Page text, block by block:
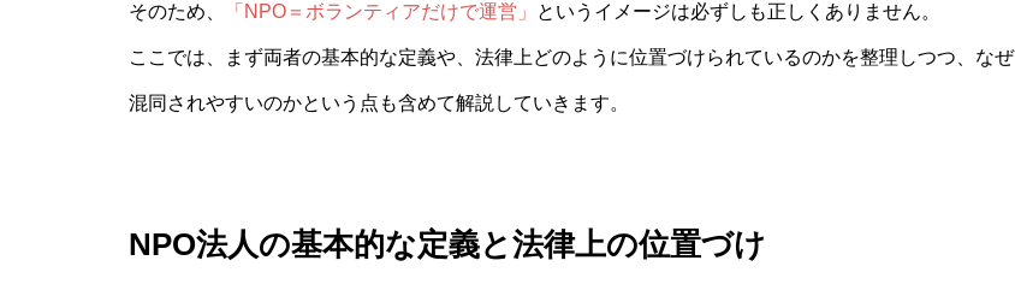
そのため、 「NPO＝ボランティアだけで運営」 というイメージは必ずしも正しくありません。
ここでは、まず両者の基本的な定義や、法律上どのように位置づけられているのかを整理しつつ、なぜ
混同されやすいのかという点も含めて解説していきます。
NPO法人の基本的な定義と法律上の位置づけ